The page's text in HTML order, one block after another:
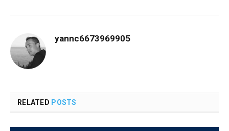
yannc6673969905
RELATED POSTS